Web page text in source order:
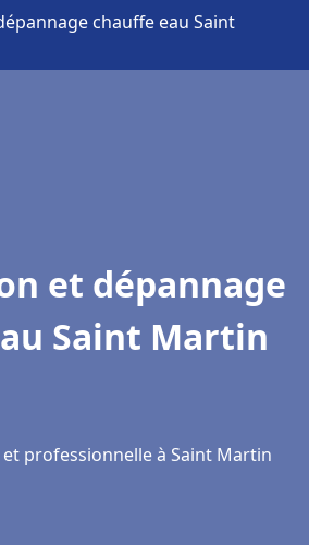
chauffe eau Saint
et dépannage
Saint Martin
professionnelle à Saint Martin